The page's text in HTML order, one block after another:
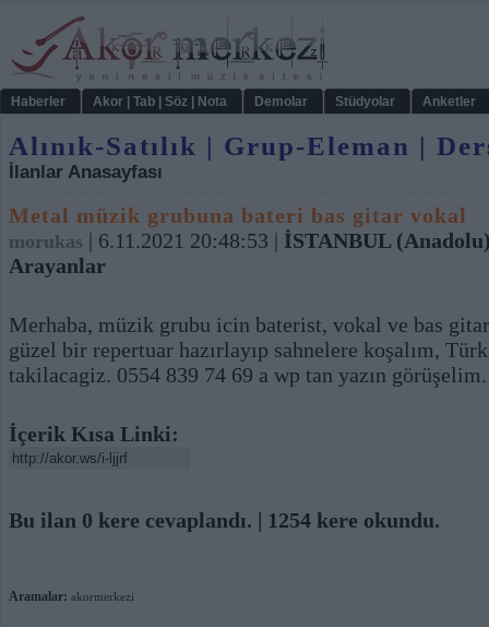
Haberler Akor | Tab | Söz | Nota Demolar Stüdyolar Anketler
Alınık-Satılık | Grup-Eleman |
İlanlar Anasayfası
Metal müzik grubuna bateri bas gitar vokal
morukas | 6.11.2021 20:48:53 | İSTANBUL
Arayanlar
Merhaba, müzik grubu icin baterist, vokal ve bas
güzel bir repertuar hazırlayıp sahnelere koşalım,
takilacagiz. 0554 839 74 69 a wp tan yazın görüşelim.
İçerik Kısa Linki:
Bu ilan 0 kere cevaplandı. | 1254 kere okundu.
Aramalar: akormerkezi